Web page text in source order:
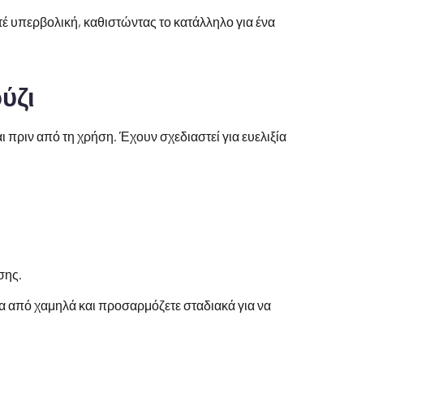
υπερβολική, καθιστώντας το κατάλληλο για ένα
από τη χρήση. Έχουν σχεδιαστεί για ευελιξία
από χαμηλά και προσαρμόζετε σταδιακά για να